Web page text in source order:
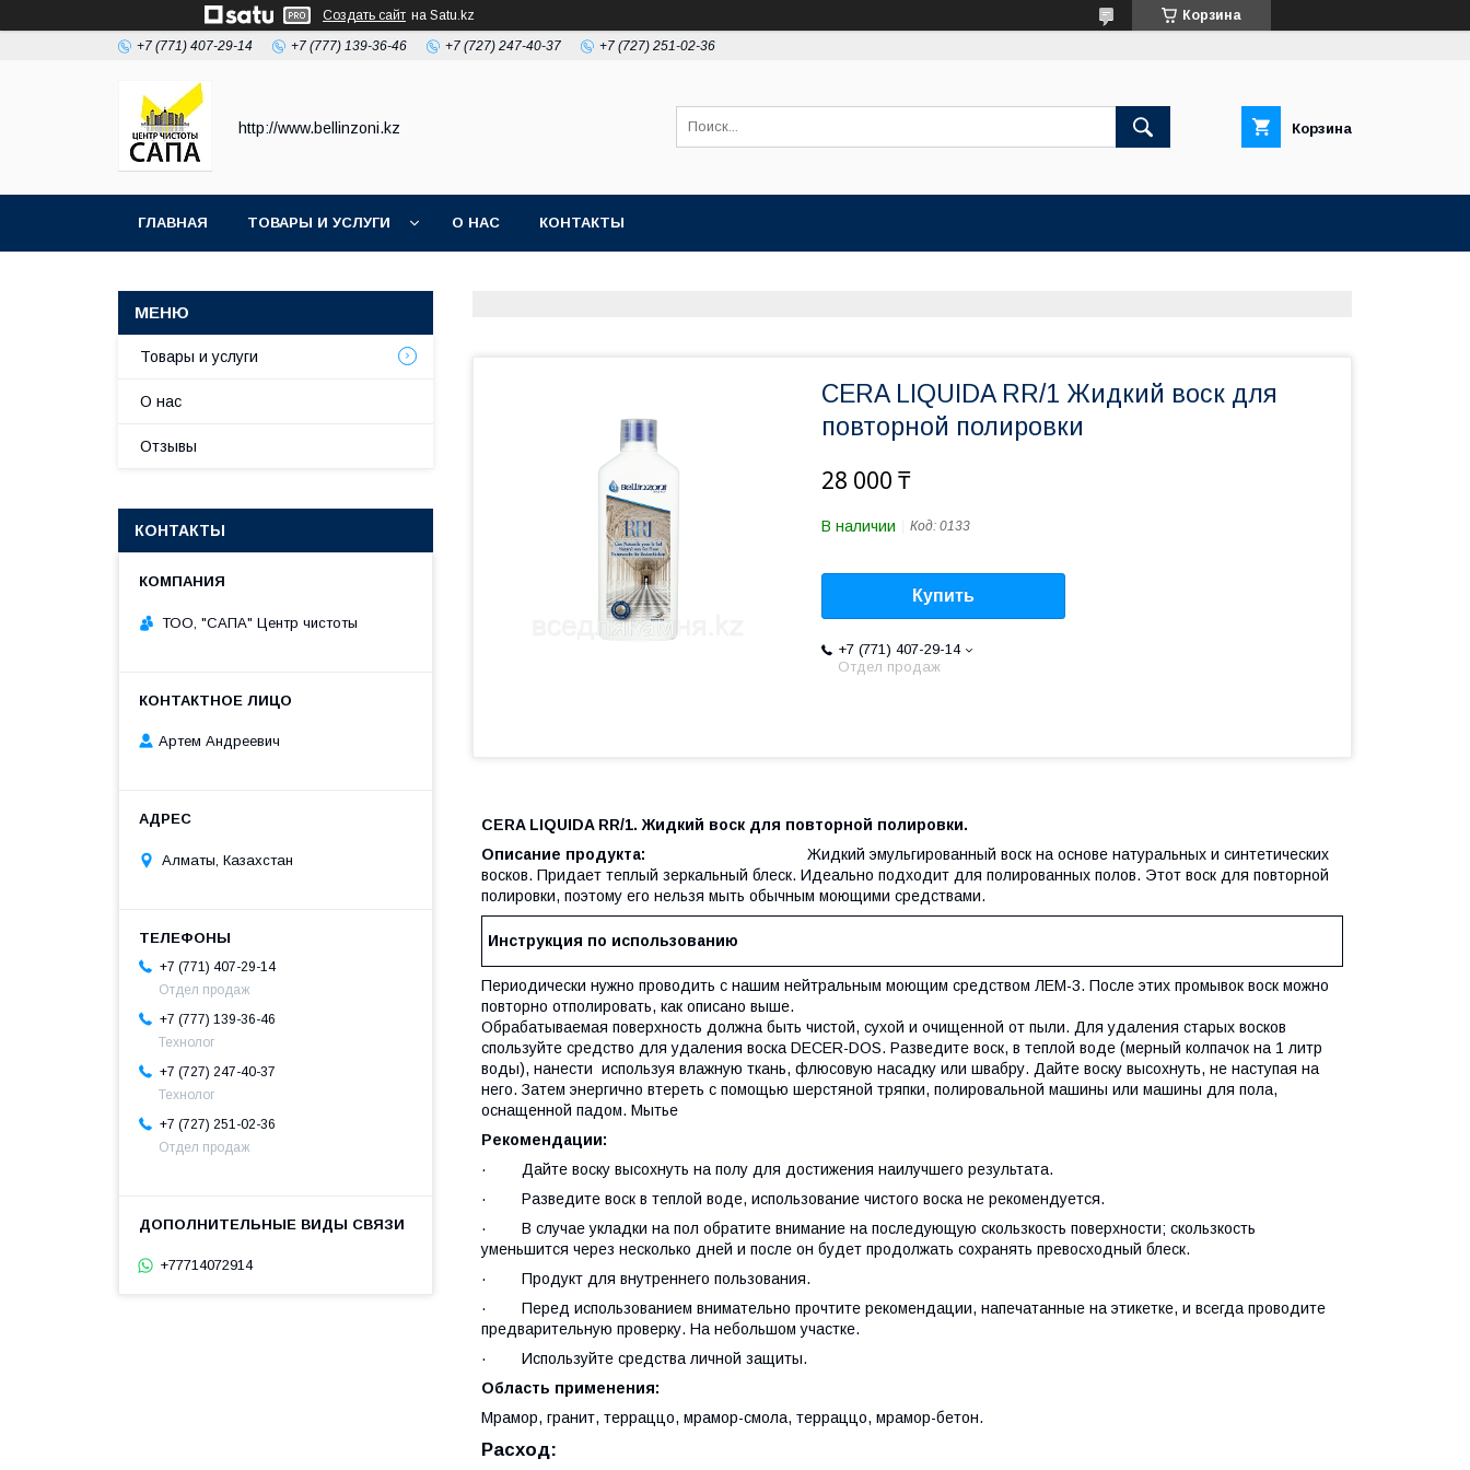
Создать сайт на Satu.kz Корзина
+7 (771) 407-29-14 +7 (777) 139-36-46 +7 (727) 247-40-37 +7 (727) 251-02-36
http://www.bellinzoni.kz Корзина
ГЛАВНАЯ ТОВАРЫ И УСЛУГИ О НАС КОНТАКТЫ
CERA LIQUIDA RR/1 Жидкий воск для
повторной полировки
28 000 ₸
В наличии Код: 0133
Купить
+7 (771) 407-29-14
Отдел продаж
CERA LIQUIDA RR/1.Жидкий воск для повторной полировки.
Описание продукта: Жидкий эмульгированный воск на основе натуральных и синтетических
восков. Придает теплый зеркальный блеск. Идеально подходит для полированных полов. Этот воск для повторной
полировки, поэтому его нельзя мыть обычным моющими средствами.
Инструкция по использованию
Периодически нужно проводить с нашим нейтральным моющим средством ЛЕМ-3. После этих промывок воск можно
повторно отполировать, как описано выше.
Обрабатываемая поверхность должна быть чистой, сухой и очищенной от пыли. Для удаления старых восков
спользуйте средство для удаления воска DECER-DOS. Разведите воск, в теплой воде (мерный колпачок на 1 литр
воды), нанести используя влажную ткань, флюсовую насадку или швабру. Дайте воску высохнуть, не наступая на
него. Затем энергично втереть с помощью шерстяной тряпки, полировальной машины или машины для пола,
оснащенной падом. Мытье
Рекомендации:
· Дайте воску высохнуть на полу для достижения наилучшего результата.
· Разведите воск в теплой воде, использование чистого воска не рекомендуется.
· В случае укладки на пол обратите внимание на последующую скользкость поверхности; скользкость
уменьшится через несколько дней и после он будет продолжать сохранять превосходный блеск.
· Продукт для внутреннего пользования.
· Перед использованием внимательно прочтите рекомендации, напечатанные на этикетке, и всегда проводите
предварительную проверку. На небольшом участке.
· Используйте средства личной защиты.
Область применения:
Мрамор, гранит, терраццо, мрамор-смола, терраццо, мрамор-бетон.
Расход:
Товары и услуги
О нас
Отзывы
КОНТАКТЫ
ТОО, "САПА" Центр чистоты
Артем Андреевич
Алматы, Казахстан
+7 (771) 407-29-14
Отдел продаж
+7 (777) 139-36-46
Технолог
+7 (727) 247-40-37
Технолог
+7 (727) 251-02-36
Отдел продаж
+77714072914